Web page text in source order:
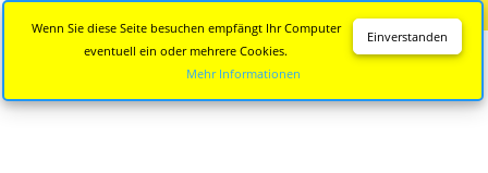
Einverstanden
Wenn Sie diese Seite besuchen empfängt Ihr Computer
eventuell ein oder mehrere Cookies.
Mehr Informationen